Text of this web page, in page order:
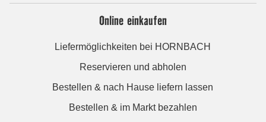
Online einkaufen
Liefermöglichkeiten bei HORNBACH
Reservieren und abholen
Bestellen & nach Hause liefern lassen
Bestellen & im Markt bezahlen